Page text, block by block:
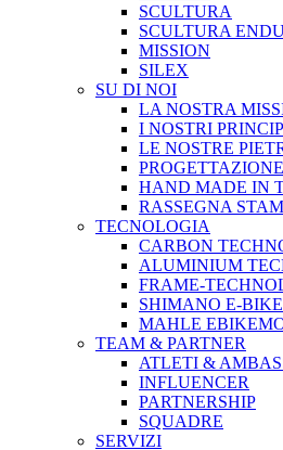
SCULTURA
SCULTURA
MISSION
SILEX
SU DI NOI
LA NOSTRA
I NOSTRI
LE NOSTRE
HAND MADE IN
RASSEGNA
TECNOLOGIA
CARBON
ALUMINIUM
FRAME-
SHIMANO E-
MAHLE
TEAM & PARTNER
ATLETI &
INFLUENCER
PARTNERSHIP
SQUADRE
SERVIZI